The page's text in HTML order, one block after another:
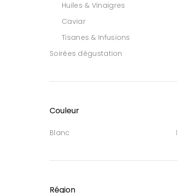
Huiles & Vinaigres
Caviar
Tisanes & Infusions
Soirées dégustation
Couleur
Blanc 1
Région